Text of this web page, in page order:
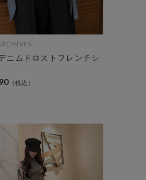
ニムドロストフレンチシ